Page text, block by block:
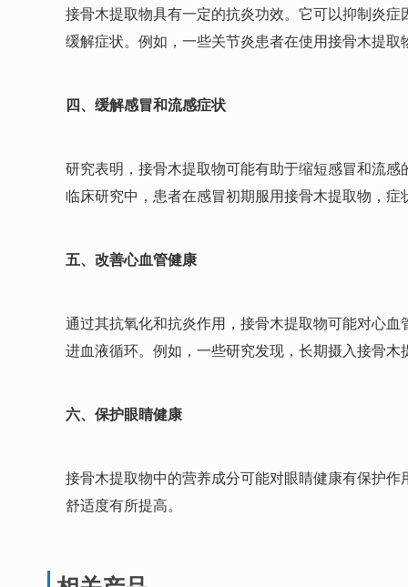
接骨木提取物具有一定的抗炎功效。它可以抑制炎
缓解症状。例如，一些关节炎患者在使用接骨木提
四、缓解感冒和流感症状
研究表明，接骨木提取物可能有助于缩短感冒和流
临床研究中，患者在感冒初期服用接骨木提取物，
五、改善心血管健康
通过其抗氧化和抗炎作用，接骨木提取物可能对心
进血液循环。例如，一些研究发现，长期摄入接骨
六、保护眼睛健康
接骨木提取物中的营养成分可能对眼睛健康有保护
舒适度有所提高。